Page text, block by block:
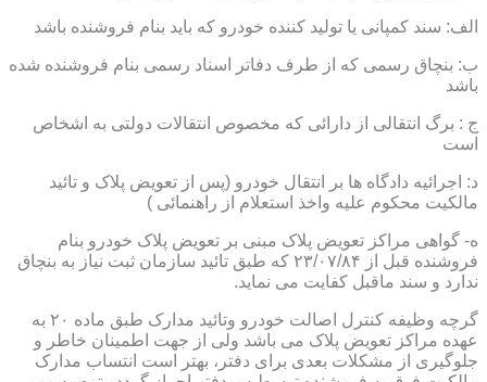
الف: سند کمپانی یا تولید کننده خودرو که باید بنام فروشنده باشد
ب: بنچاق رسمی که از طرف دفاتر اسناد رسمی بنام فروشنده شده
باشد
ج : برگ انتقالی از دارائی که مخصوص انتقالات دولتی به اشخاص
است
د: اجرائیه دادگاه ها بر انتقال خودرو (پس از تعویض پلاک و تائید
مالکیت محکوم علیه واخذ استعلام از راهنمائی )
ه- گواهی مراکز تعویض پلاک مبنی بر تعویض پلاک خودرو بنام
فروشنده قبل از ۲۳/۰۷/۸۴ که طبق تائید سازمان ثبت نیاز به بنچاق
ندارد و سند ماقبل کفایت می نماید.
گرچه وظیفه کنترل اصالت خودرو وتائید مدارک طبق ماده ۲۰ به
عهده مراکز تعویض پلاک می باشد ولی از جهت اطمینان خاطر و
جلوگیری از مشکلات بعدی برای دفتر، بهتر است انتساب مدارک